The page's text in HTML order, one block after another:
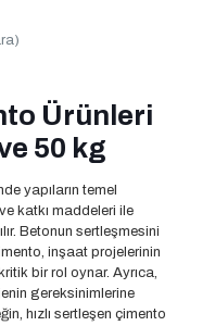
Ürünleri
50 kg
yapıların temel
katkı maddeleri ile
Betonun sertleşmesini
inşaat projelerinin
bir rol oynar. Ayrıca,
gereksinimlerine
hızlı sertleşen çimento